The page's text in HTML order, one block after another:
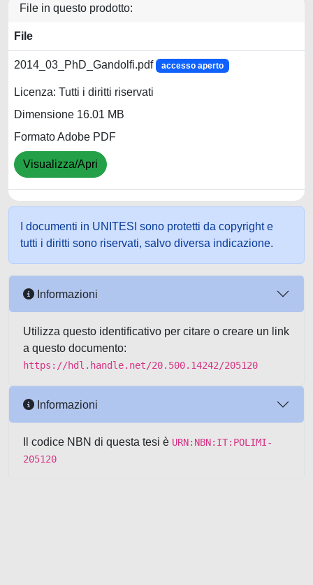
File in questo prodotto:
File
2014_03_PhD_Gandolfi.pdf accesso aperto
Licenza: Tutti i diritti riservati
Dimensione 16.01 MB
Formato Adobe PDF
Visualizza/Apri
I documenti in UNITESI sono protetti da copyright e
tutti i diritti sono riservati, salvo diversa indicazione.
Informazioni
Utilizza questo identificativo per citare o creare un link
a questo documento:
https://hdl.handle.net/20.500.14242/205120
Informazioni
Il codice NBN di questa tesi è URN:NBN:IT:POLIMI-
205120